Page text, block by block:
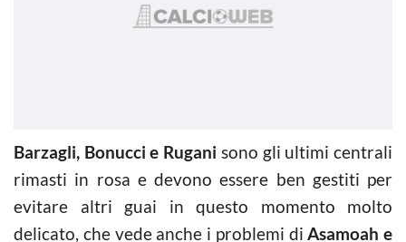
Barzagli, Bonucci e Rugani sono gli ultimi centrali
rimasti in rosa e devono essere ben gestiti per
evitare altri guai in questo momento molto
delicato, che vede anche i problemi diAsamoah e